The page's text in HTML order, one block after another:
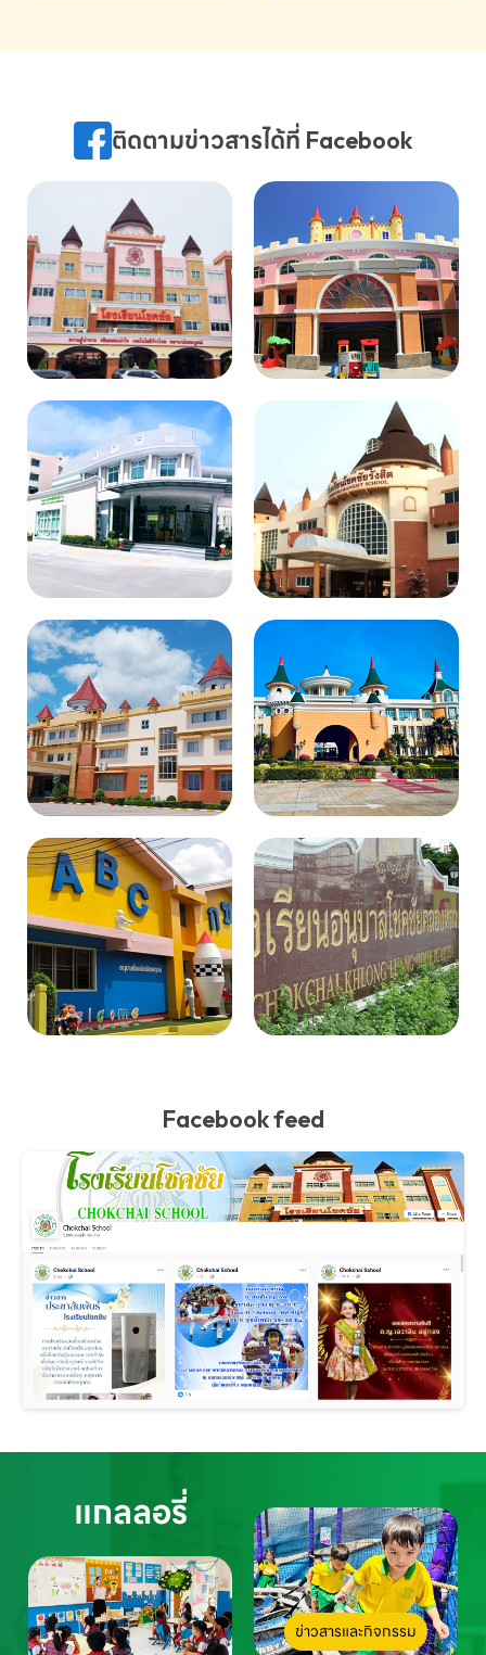
ภาษา ผ่านประสบการณ์การเรียนรู้
075-691910ติดตามข่าวสารได้ที่ Facebook
Facebook feed
แกลลอรี่
ข่าวสารและกิจกรรม